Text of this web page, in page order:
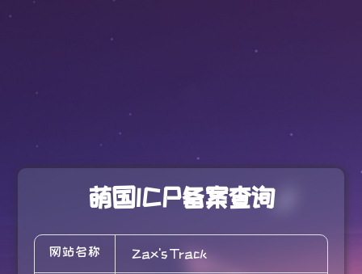
萌国ICP备案查询
网站名称 Zax's Track